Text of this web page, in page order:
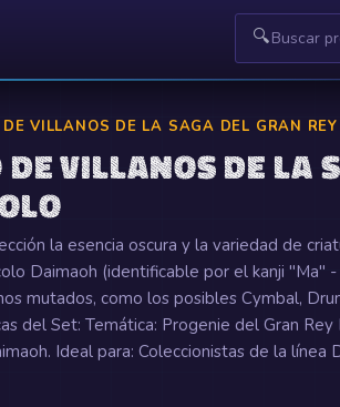
🔍
DE VILLANOS DE LA SAGA DEL GRAN
VILLANOS DE LA
la esencia oscura y la variedad de
Daimaoh (identificable por el kanji "Ma"
mutados, como los posibles Cymbal,
del Set: Temática: Progenie del Gran
Ideal para: Coleccionistas de la línea